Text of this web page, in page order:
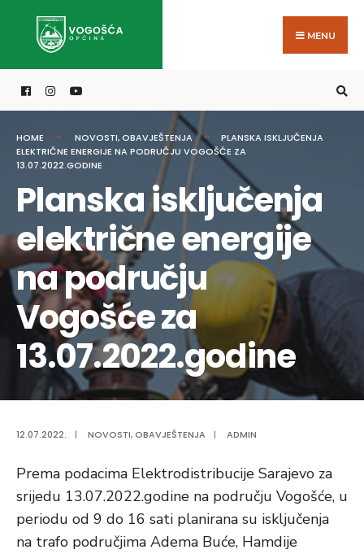
MENU
HOME NOVOSTI,OBAVJEŠTENJA
PLANSKA ISKLJUČENJA
ELEKTRIČNE ENERGIJE NA PODRUČJU VOGOŠĆE ZA
13.07.2022.GODINE
Planska isključenja
električne energije
na području
Vogošće za
13.07.2022.godine
12.07.2022. | NOVOSTI,OBAVJEŠTENJA | ADMIN
Prema podacima Elektrodistribucije Sarajevo za
srijedu 13.07.2022.godine na području Vogošće, u
periodu od 9 do 16 sati planirana su isključenja
na trafo područjima Adema Buće, Hamdije
for: